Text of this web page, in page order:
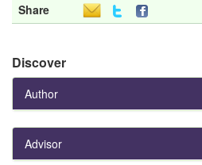
Share
Discover
Author
Advisor